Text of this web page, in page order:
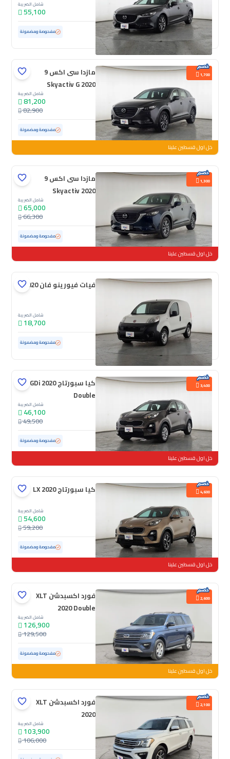
شامل الضريبة
55,100
مستعملة 126,757 كم مفحوصة ومضمونة
1,700
مازدا سى اكس 9
Skyactiv G 2020
شامل الضريبة
81,200
82,900
مستعملة 101,990 كم مفحوصة ومضمونة
خل اول قسطين علينا
1,300
مازدا سى اكس 9
Skyactiv 2020
شامل الضريبة
65,000
66,300
مستعملة 122,575 كم مفحوصة ومضمونة
خل اول قسطين علينا
فيات فيورينو فان 2020
شامل الضريبة
18,700
مستعملة 133,293 كم مفحوصة ومضمونة
3,400
كيا سبورتاج GDi 2020
Double
شامل الضريبة
46,100
49,500
مستعملة 237,714 كم مفحوصة ومضمونة
خل اول قسطين علينا
4,600 كيا سبورتاج LX 2020
شامل الضريبة
54,600
59,200
مستعملة 123,174 كم مفحوصة ومضمونة
خل اول قسطين علينا
2,600
فورد اكسبدشن XLT
2020 Double
شامل الضريبة
126,900
129,500
مستعملة 60,765 كم ممشى قليل مفحوصة ومضمونة
خل اول قسطين علينا
2,100
فورد اكسبدشن XLT
2020
شامل الضريبة
103,900
106,000